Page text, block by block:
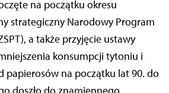
na początku okresu
strategiczny Narodowy Program
a także przyjęcie ustawy
konsumpcji tytoniu i
papierosów na początku lat 90. do